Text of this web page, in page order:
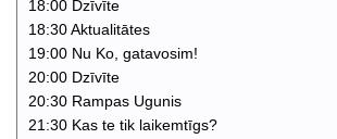
18:00 Dzīvīte
18:30 Aktualitātes
19:00 Nu Ko, gatavosim!
20:00 Dzīvīte
20:30 Rampas Ugunis
21:30 Kas te tik laikemtīgs?